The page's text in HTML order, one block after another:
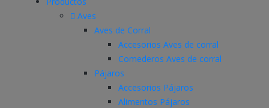
Aves
Aves de Corral
Accesorios Aves de corral
Comederos Aves de corral
Pájaros
Accesorios Pájaros
Alimentos Pájaros